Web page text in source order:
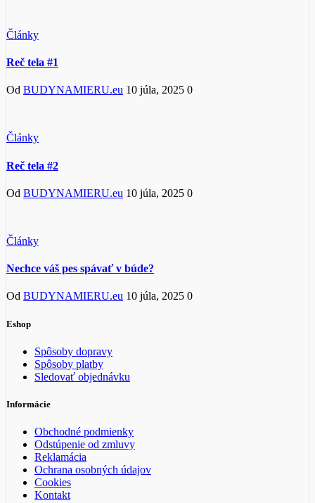
Články
Reč tela #1
Od BUDYNAMIERU.eu 10 júla, 2025 0
Články
Reč tela #2
Od BUDYNAMIERU.eu 10 júla, 2025 0
Články
Nechce váš pes spávať v búde?
Od BUDYNAMIERU.eu 10 júla, 2025 0
Eshop
Spôsoby dopravy
Spôsoby platby
Sledovať objednávku
Informácie
Obchodné podmienky
Odstúpenie od zmluvy
Reklamácia
Ochrana osobných údajov
Cookies
Kontakt